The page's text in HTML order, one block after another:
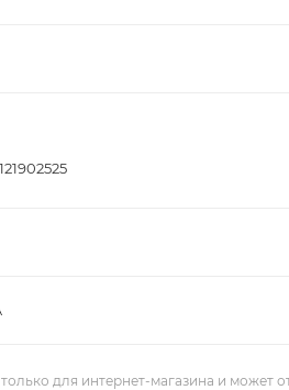
для интернет-магазина и может